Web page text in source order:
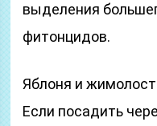
выделения
фитонцидов.
Яблоня и
Если посадить